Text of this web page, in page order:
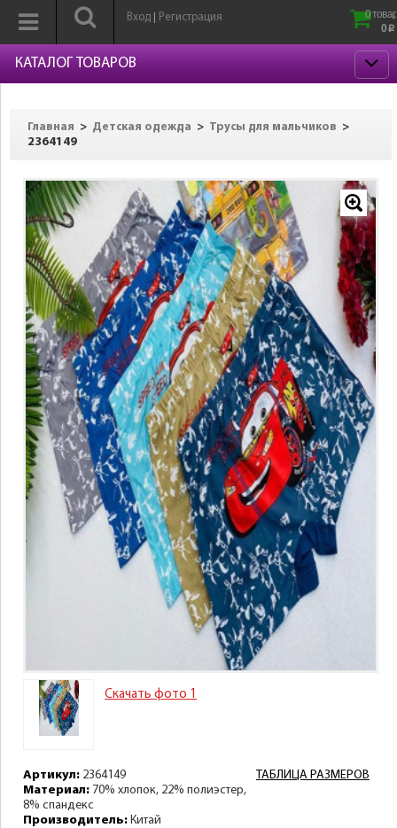
Вход Регистрация
0
0 p
КАТАЛОГ ТОВАРОВ
Главная > Детская одежда > Трусы для мальчиков
>
2364149
Скачать фото 1
ТАБЛИЦА РАЗМЕРОВ
Артикул: 2364149
Материал: 70% хлопок, 22% полиэстер,
8% спандекс
Производитель: Китай